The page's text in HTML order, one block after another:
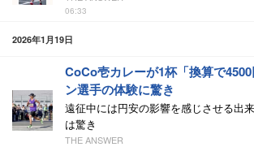
06:33
2026年1月19日
CoCo壱カレーが1杯「換算で
ン選手の体験に驚き
遠征中には円安の影響を感じさせる出
は驚き
THE ANSWER